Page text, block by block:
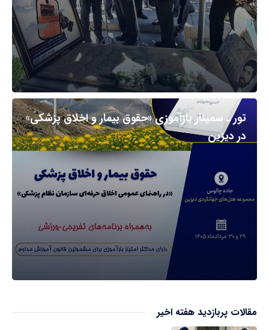
تور ـ سمینار بازآموزی «حقوق بیمار و اخلاق پزشکی»
در دیزین
مقالات پربازدید هفته اخیر